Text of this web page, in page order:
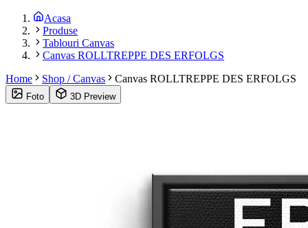
Acasa
Produse
Tablouri Canvas
Canvas ROLLTREPPE DES ERFOLGS
Home
Shop / Canvas Canvas ROLLTREPPE DES ERFOLGS
Foto 3D Preview